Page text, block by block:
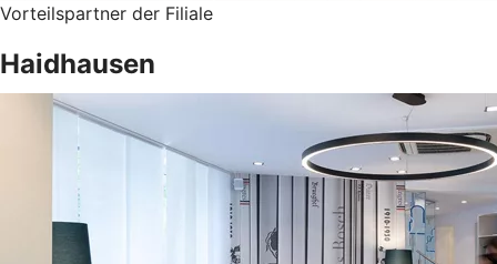
Vorteilspartner der Filiale
Haidhausen